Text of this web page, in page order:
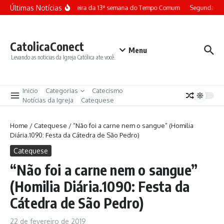
Ir para o conteúdo
Últimas NotíciasTerça-feira da 13ª semana do Tempo Comum Segunda-
CatolicaConect
Levando as noticias da Igreja Católica ate você.
Menu
Inicio Categorias
Catecismo
Notícias da Igreja
Catequese
Home /Catequese / “Não foi a carne nem o sangue” (Homilia
Diária.1090: Festa da Cátedra de São Pedro)
Catequese
“Não foi a carne nem o sangue”
(Homilia Diária.1090: Festa da
Cátedra de São Pedro)
22 de fevereiro de 2019